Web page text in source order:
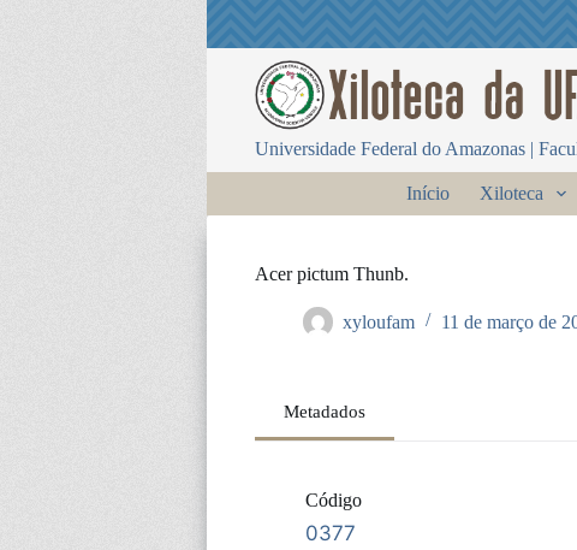
Universidade Federal do Amazonas |
Início Xiloteca
Acer pictum Thunb.
xyloufam 11 de março de
Metadados
Código
0377